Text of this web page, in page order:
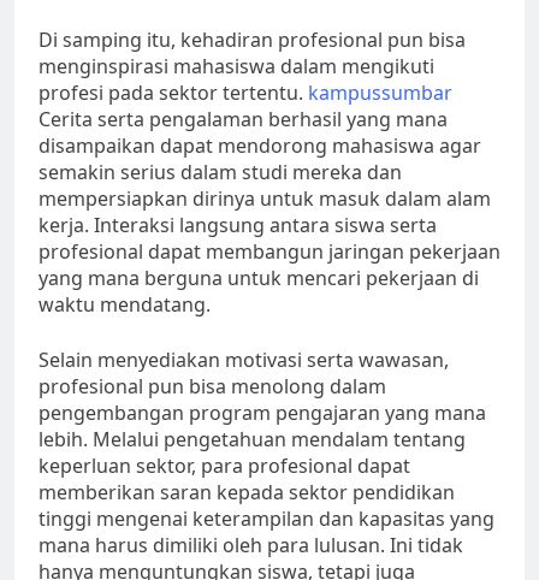
Di samping itu, kehadiran profesional pun bisa
menginspirasi mahasiswa dalam mengikuti
profesi pada sektor tertentu. kampussumbar
Cerita serta pengalaman berhasil yang mana
disampaikan dapat mendorong mahasiswa agar
semakin serius dalam studi mereka dan
mempersiapkan dirinya untuk masuk dalam alam
kerja. Interaksi langsung antara siswa serta
profesional dapat membangun jaringan pekerjaan
yang mana berguna untuk mencari pekerjaan di
waktu mendatang.
Selain menyediakan motivasi serta wawasan,
profesional pun bisa menolong dalam
pengembangan program pengajaran yang mana
lebih. Melalui pengetahuan mendalam tentang
keperluan sektor, para profesional dapat
memberikan saran kepada sektor pendidikan
tinggi mengenai keterampilan dan kapasitas yang
mana harus dimiliki oleh para lulusan. Ini tidak
hanya menguntungkan siswa, tetapi juga